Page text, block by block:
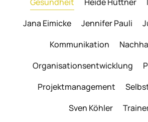
Jana Eimicke
Jennifer Pauli
Kommunikation
Organisationsentwicklung
Projektmanagement
Sven Köhler